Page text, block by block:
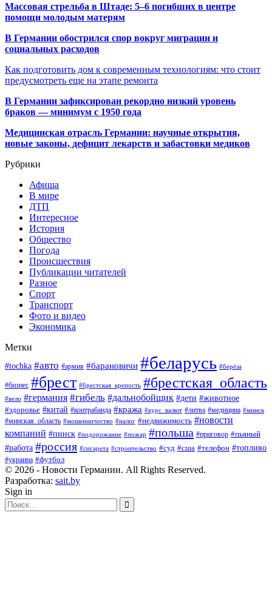
Массовая стрельба в Штаде: 5–6 погибших в центре
помощи молодым матерям
В Германии обострился спор вокруг миграции и
социальных расходов
Как подготовить дом к современным технологиям: что стоит
предусмотреть еще на этапе ремонта
В Германии зафиксирован рекордно низкий уровень
браков — минимум с 1950 года
Медицинская отрасль Германии: научные открытия,
новые законы, дефицит лекарств и забастовки медиков
Рубрики
Афиша
В мире
ДТП
Интересное
История
Общество
Погода
Происшествия
Публикации читателей
Разное
Спорт
Транспорт
Фото и видео
Экономика
Метки
#tochka #авто #армия #барановичи #беларусь #берёза
#бизнес #брест #брестская_крепость #брестская_область
#вело #германия #гибель #дальнобойщик #дети #животное
#здоровье #китай #контрабанда #кража #курс_валют #литва #медицина #минск
#минская_область #мошенничество #налог #недвижимость #новости
компаний #пинск #подорожание #пожар #польша #приговор #пьяный
#работа #россия #сигарета #строительство #суд #сша #телефон #топливо
#украина #футбол
© 2026 - Новости Германии. All Rights Reserved.
Разработка: sait.by
Sign in